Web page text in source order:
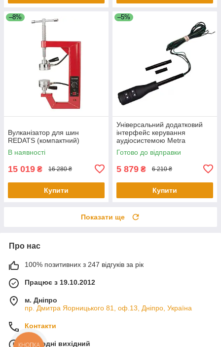
–8%
Вулканізатор для шин
REDATS (компактний)
В наявності
15 019 ₴ 16 280 ₴
Купити
–5%
Універсальний додатковий
інтерфейс керування
аудіосистемою Metra
ASWCSTALK
Готово до відправки
5 879 ₴ 6 210 ₴
Купити
Показати ще
Про нас
100% позитивних з 247 відгуків за рік
Працює з 19.10.2012
м. Дніпро
пр. Дмитра Яорницького 81, оф.13, Дніпро, Україна
Контакти
Сьогодні вихідний
КНОПКА